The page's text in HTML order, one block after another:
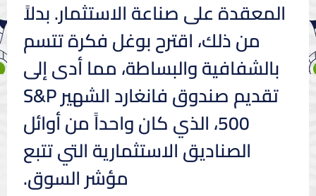
المعقدة على صناعة الاستثمار. بدلاً
من ذلك، اقترح بوغل فكرة تتسم
بالشفافية والبساطة، مما أدى إلى
تقديم صندوق فانغارد الشهير S&P
500، الذي كان واحداً من أوائل
الصناديق الاستثمارية التي تتبع
مؤشر السوق.